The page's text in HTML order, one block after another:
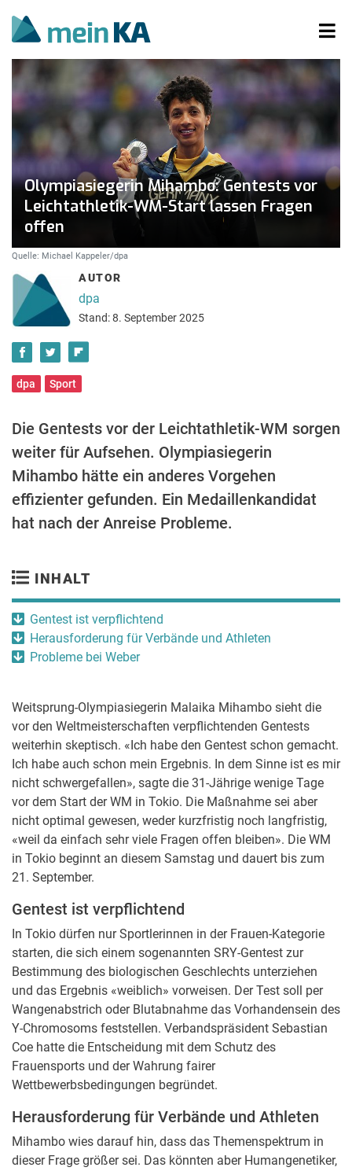
Olympiasiegerin Mihambo: Gentests vor
Leichtathletik-WM-Start lassen Fragen
offen
Quelle: Michael Kappeler/dpa
AUTOR
dpa
Stand: 8. September 2025
dpa Sport
Die Gentests vor der Leichtathletik-WM sorgen
weiter für Aufsehen. Olympiasiegerin
Mihambo hätte ein anderes Vorgehen
effizienter gefunden. Ein Medaillenkandidat
hat nach der Anreise Probleme.
INHALT
Gentest ist verpflichtend
Herausforderung für Verbände und Athleten
Probleme bei Weber
Weitsprung-Olympiasiegerin Malaika Mihambo sieht die
vor den Weltmeisterschaften verpflichtenden Gentests
weiterhin skeptisch. «Ich habe den Gentest schon gemacht.
Ich habe auch schon mein Ergebnis. In dem Sinne ist es mir
nicht schwergefallen», sagte die 31-Jährige wenige Tage
vor dem Start der WM in Tokio. Die Maßnahme sei aber
nicht optimal gewesen, weder kurzfristig noch langfristig,
«weil da einfach sehr viele Fragen offen bleiben». Die WM
in Tokio beginnt an diesem Samstag und dauert bis zum
21. September.
Gentest ist verpflichtend
In Tokio dürfen nur Sportlerinnen in der Frauen-Kategorie
starten, die sich einem sogenannten SRY-Gentest zur
Bestimmung des biologischen Geschlechts unterziehen
und das Ergebnis «weiblich» vorweisen. Der Test soll per
Wangenabstrich oder Blutabnahme das Vorhandensein des
Y-Chromosoms feststellen. Verbandspräsident Sebastian
Coe hatte die Entscheidung mit dem Schutz des
Frauensports und der Wahrung fairer
Wettbewerbsbedingungen begründet.
Herausforderung für Verbände und Athleten
Mihambo wies darauf hin, dass das Themenspektrum in
dieser Frage größer sei. Das könnten aber Humangenetiker,